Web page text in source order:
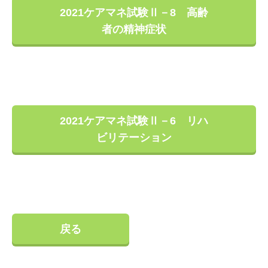
2021ケアマネ試験Ⅱ－8 高齢
者の精神症状
2021ケアマネ試験Ⅱ－6 リハ
ビリテーション
戻る